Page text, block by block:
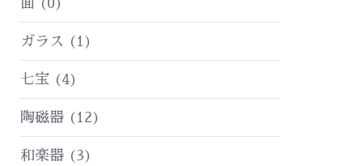
面 (0)
ガラス (1)
七宝 (4)
陶磁器 (12)
和楽器 (3)